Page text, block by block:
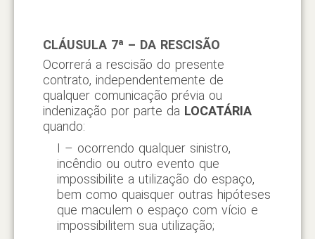
CLÁUSULA 7ª – DA RESCISÃO
Ocorrerá a rescisão do presente
contrato, independentemente de
qualquer comunicação prévia ou
indenização por parte da LOCATÁRIA
quando:
I – ocorrendo qualquer sinistro,
incêndio ou outro evento que
impossibilite a utilização do espaço,
bem como quaisquer outras hipóteses
que maculem o espaço com vício e
impossibilitem sua utilização;